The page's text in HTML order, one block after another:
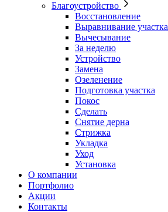
Благоустройство
Восстановление
Выравнивание участка
Вычесывание
За неделю
Устройство
Замена
Озеленение
Подготовка участка
Покос
Сделать
Снятие дерна
Стрижка
Укладка
Уход
Установка
О компании
Портфолио
Акции
Контакты